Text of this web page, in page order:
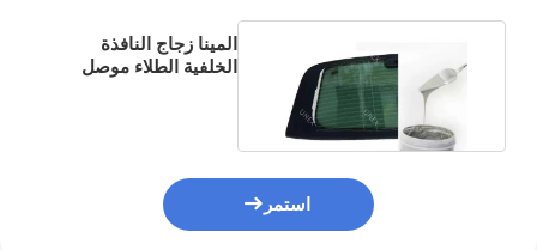
المينا زجاج النافذة
الخلفية الطلاء موصل
استمر